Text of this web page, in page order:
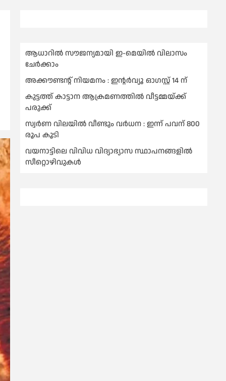
ആധാറിൽ സൗജന്യമായി ഇ-മെയിൽ വിലാസം
ചേർക്കാം
അക്കൗണ്ടന്റ് നിയമനം : ഇൻ്റർവ്യൂ ഓഗസ്റ്റ് 14 ന്
കുട്ടത്ത് കാട്ടാന ആക്രമണത്തിൽ വീട്ടമ്മയ്ക്ക്
പരുക്ക്
സ്വർണ വിലയില്‍ വീണ്ടും വർധന : ഇന്ന് പവന് 800
രൂപ കൂടി
വയനാട്ടിലെ വിവിധ വിദ്യാഭ്യാസ സ്ഥാപനങ്ങളിൽ
സീറ്റൊഴിവുകൾ